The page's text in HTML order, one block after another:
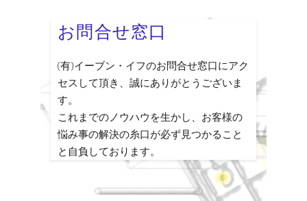
お問合せ窓口
(有)イーブン・イフのお問合せ窓口にアク
セスして頂き、誠にありがとうございま
す。
これまでのノウハウを生かし、お客様の
悩み事の解決の糸口が必ず見つかること
と自負しております。